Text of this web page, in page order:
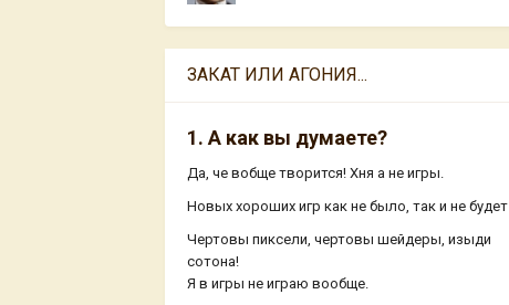
ЗАКАТ ИЛИ АГОНИЯ...
1. А как вы думаете?
Да, че вобще творится! Хня а не игры.
Новых хороших игр как не было, так и не будет
Чертовы пиксели, чертовы шейдеры, изыди
сотона!
Я в игры не играю вообще.